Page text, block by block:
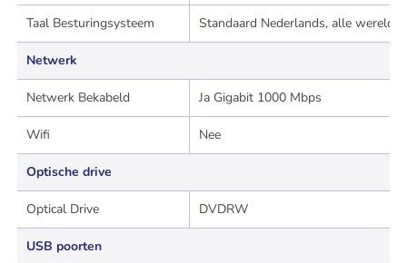
Taal Besturingsysteem Standaard Nederlands, alle
Netwerk
Netwerk Bekabeld Ja Gigabit 1000 Mbps
Wifi Nee
Optische drive
Optical Drive DVDRW
USB poorten